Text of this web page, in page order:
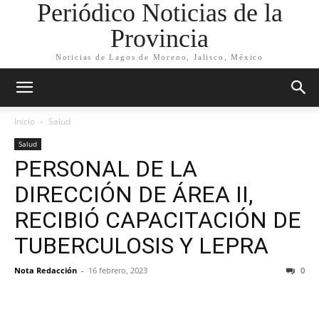
Periódico Noticias de la
Provincia
Noticias de Lagos de Moreno, Jalisco, México
Inicio Salud
Salud
PERSONAL DE LA
DIRECCIÓN DE ÁREA II,
RECIBIÓ CAPACITACIÓN DE
TUBERCULOSIS Y LEPRA
Nota Redacción - 16 febrero, 2023 0